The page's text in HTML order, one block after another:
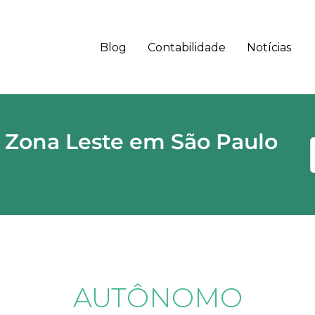
Blog Contabilidade Notícias
Leste em São Paulo
AUTÔNOMO